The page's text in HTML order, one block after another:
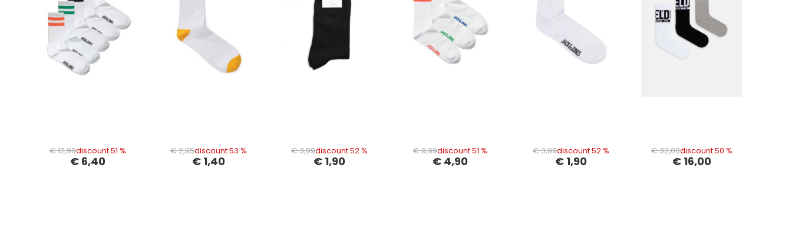
€ 12,99discount 51 %
€ 6,40
€ 2,95discount 53 %
€ 1,40
€ 3,99discount 52 %
€ 1,90
€ 9,99discount 51 %
€ 4,90
€ 3,99discount 52 %
€ 1,90
€ 32,00discount 50 %
€ 16,00